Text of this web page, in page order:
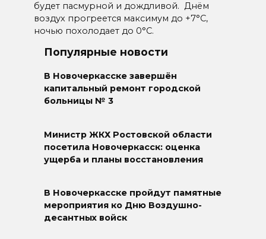
будет пасмурной и дождливой. Днём
воздух прогреется максимум до +7°С,
ночью похолодает до 0°С.
Популярные новости
В Новочеркасске завершён
капитальный ремонт городской
больницы № 3
Министр ЖКХ Ростовской области
посетила Новочеркасск: оценка
ущерба и планы восстановления
В Новочеркасске пройдут памятные
мероприятия ко Дню Воздушно-
десантных войск